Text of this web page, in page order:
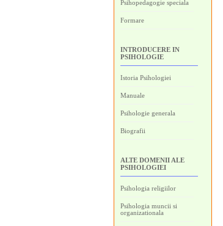
Psihopedagogie speciala
Formare
INTRODUCERE IN
PSIHOLOGIE
Istoria Psihologiei
Manuale
Psihologie generala
Biografii
ALTE DOMENII ALE
PSIHOLOGIEI
Psihologia religiilor
Psihologia muncii si
organizationala